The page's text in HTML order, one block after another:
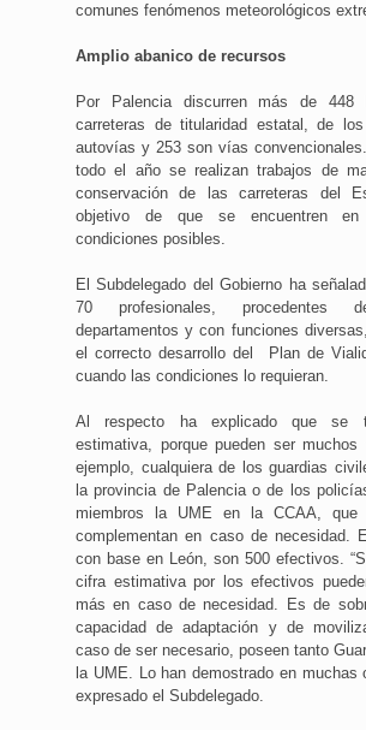
comunes fenómenos meteorológicos
Amplio abanico de recursos
Por Palencia discurren más de 448
carreteras de titularidad estatal, de
autovías y 253 son vías
todo el año se realizan trabajos de
conservación de las carreteras del
objetivo de que se encuentren en
condiciones posibles.
El Subdelegado del Gobierno ha
70 profesionales, procedentes
departamentos y con funciones
el correcto desarrollo del Plan de
cuando las condiciones lo requieran.
Al respecto ha explicado que se
estimativa, porque pueden ser
ejemplo, cualquiera de los guardias
la provincia de Palencia o de los
miembros la UME en la CCAA,
complementan en caso de necesidad.
con base en León, son 500 efectivos.
cifra estimativa por los efectivos
más en caso de necesidad. Es de
capacidad de adaptación y de
caso de ser necesario, poseen tanto
la UME. Lo han demostrado en muchas
expresado el Subdelegado.